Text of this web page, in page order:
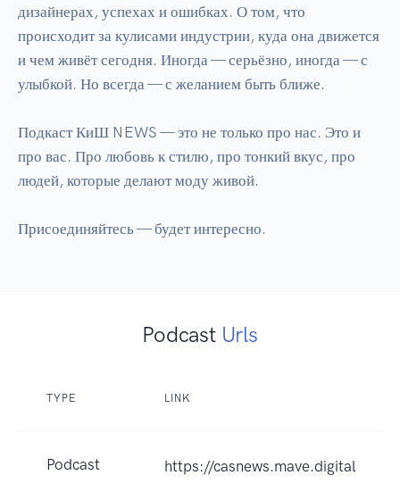
дизайнерах, успехах и ошибках. О том, что
происходит за кулисами индустрии, куда она движется
и чем живёт сегодня. Иногда — серьёзно, иногда — с
улыбкой. Но всегда — с желанием быть ближе.
Подкаст КиШ NEWS — это не только про нас. Это и
про вас. Про любовь к стилю, про тонкий вкус, про
людей, которые делают моду живой.
Podcast Urls
TYPE LINK
Podcast https://casnews.mave.digital